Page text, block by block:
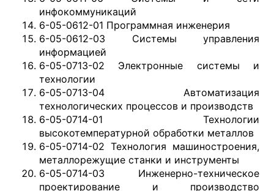
инфокоммуникаций
6-05-0612-01 Программная инженерия
6-05-0612-03 Системы управления
информацией
6-05-0713-02 Электронные системы и
технологии
6-05-0713-04 Автоматизация
технологических процессов и производств
6-05-0714-01 Технологии
высокотемпературной обработки металлов
6-05-0714-02 Технология машиностроения,
металлорежущие станки и инструменты
6-05-0714-03 Инженерно-техническое
проектирование и производство